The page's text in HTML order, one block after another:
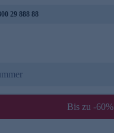
29 888 88
Bis zu -